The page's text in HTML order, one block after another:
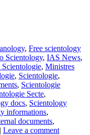
, Free scientology
Scientology, IAS News,
, Ministres
, Scientologie,
, Scientologie
Secte,
docs, Scientology
informations,
documents,
| Leave a comment